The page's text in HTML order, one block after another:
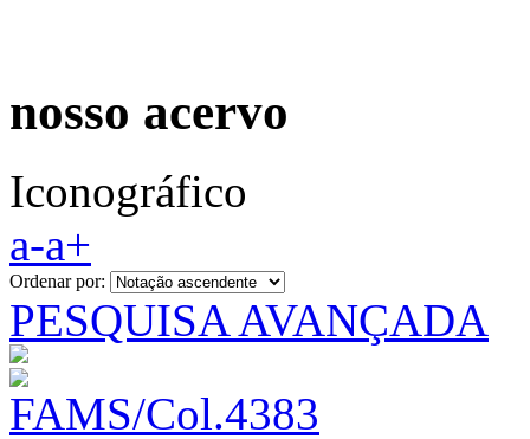
nosso acervo
Iconográfico
a-a+
Ordenar por:
PESQUISA AVANÇADA